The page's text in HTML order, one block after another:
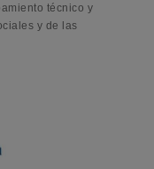
técnico y
y de las